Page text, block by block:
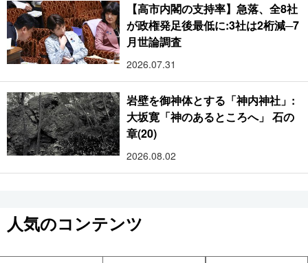
【高市内閣の支持率】急落、全8社
が政権発足後最低に:3社は2桁減─7
月世論調査
2026.07.31
岩壁を御神体とする「神内神社」:
大坂寛「神のあるところへ」 石の
章(20)
2026.08.02
人気のコンテンツ